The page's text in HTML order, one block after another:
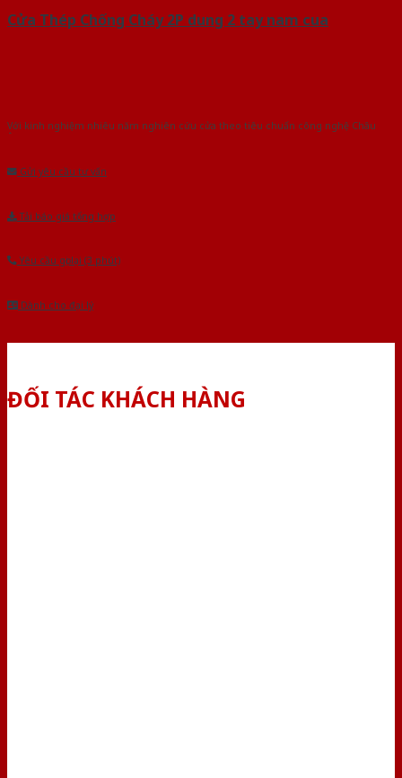
Cửa Thép Chống Cháy 2P dung 2 tay nam cua
Với kinh nghiệm nhiêu năm nghiên cứu cửa theo tiêu chuẩn công nghệ Châu
Âu.Chúng tôi tự tin là nhà sản xuất & cung cấp hàng đầu tại Việt Nam!
Gửi yêu cầu tư vấn
Tải báo giá tổng hợp
Yêu cầu gọi lại (3 phút)
Dành cho đại lý
ĐỐI TÁC KHÁCH HÀNG